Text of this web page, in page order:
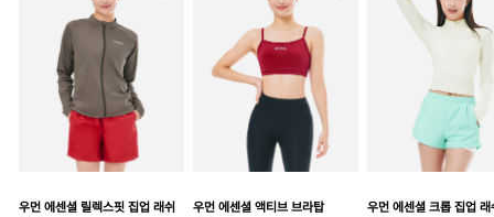
우먼 에센셜 릴렉스핏 집업 래쉬
우먼 에센셜 액티브 브라탑
우먼 에센셜 크롭 집업 래